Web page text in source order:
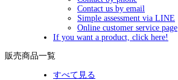
Contact us by email
Simple assessment via LINE
Online customer service page
If you want a product, click here!
販売商品一覧
すべて見る